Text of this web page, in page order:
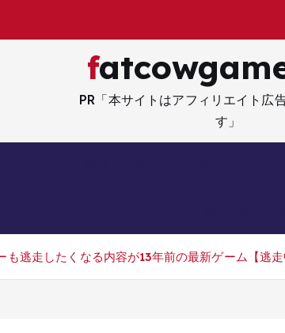
PR「本サイトはアフィリエイト広
す」
も逃走したくなる内容が13年前の最新ゲーム【逃